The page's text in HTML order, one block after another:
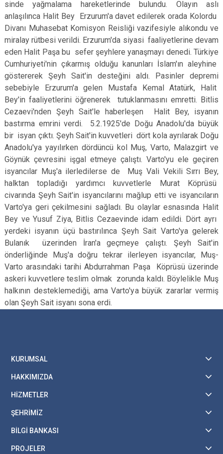
sinde yağmalama hareketlerinde bu­lundu. Olayın aslı
anlaşılınca Halit Bey Erzurum'a davet edilerek orada Kolordu
Divanı Muhasebat Komisyon Reisliği vazifesiyle alıkondu ve
miralay rütbesi verildi. Erzurum'da siyasi faaliyetlerine de­vam
eden Halit Paşa bu sefer şeyh­lere yanaşmayı denedi. Türkiye
Cumhuriyeti'nin çıkarmış olduğu ka­nunları İslam'ın aleyhine
göstererek Şeyh Sait'in desteğini aldı. Pasinler depremi
sebebiyle Erzurum'a gelen Mustafa Kemal Atatürk, Halit
Bey'in faaliyetlerini öğrenerek tutuklanması­nı emretti. Bitlis
Cezaevi'nden Şeyh Sait'le haberleşen Halit Bey, isyanın
bastırma emrini verdi. 5.2.1925'de Doğu Anadolu'da büyük
bir isyan çıktı. Şeyh Sait'in kuvvetleri dört kola ayrılarak Doğu
Anadolu'ya yayılırken dördüncü kol Muş, Varto, Malazgirt ve
Göynük çevresini işgal etmeye çalıştı. Varto'yu ele geçiren
isyancılar Muş'a ilerledilerse de Muş Vali Vekili Sırrı Bey,
halktan topladığı yardımcı kuvvetlerle Murat Köprüsü
civarında Şeyh Sait'in isyancılarını mağlup etti ve isyancıların
Varto'ya geri çekilme­sini sağladı. Bu olaylar esnasında Halit
Bey ve Yusuf Ziya, Bitlis Cezaevinde idam edildi. Dört ayrı
yerdeki isyanın üçü bastırılınca Şeyh Sait Varto'ya gelerek
Bulanık üzerinden İran'a geçmeye çalıştı. Şeyh Sait'in
önderliğinde Muş'a doğru tekrar iler­leyen isyancılar, Muş-
Varto arasında­ki tarihi Abdurrahman Paşa Köprüsü üzerinde
askeri kuvvetlere teslim ol­mak zorunda kaldı. Böylelikle Muş
halkının desteklemediği, ama Var­to'ya büyük zararlar vermiş
olan Şeyh Sait isyanı sona erdi.
KURUMSAL
HAKKIMIZDA
HİZMETLER
ŞEHRİMİZ
BİLGİ BANKASI
PROJELER